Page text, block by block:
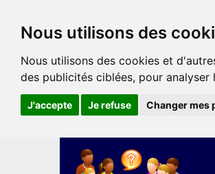
Nous utilisons des
Nous utilisons des cookies et
des publicités ciblées, pour
J'accepte Je refuse Changer mes